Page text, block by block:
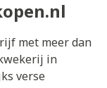
met meer dan
in
verse